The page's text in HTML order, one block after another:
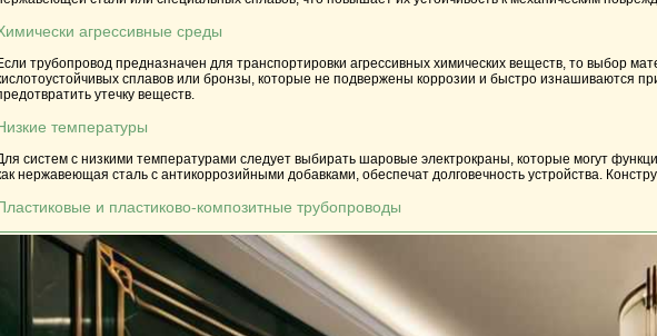
агрессивные среды
трубопровод предназначен для транспортировки агрессивных химических веществ, то выбор
сплавов или бронзы, которые не подвержены коррозии и быстро изнашиваются
утечку веществ.
температуры
систем с низкими температурами следует выбирать шаровые электрокраны, которые могут
нержавеющая сталь с антикоррозийными добавками, обеспечат долговечность устройства.
и пластиково-композитные трубопроводы